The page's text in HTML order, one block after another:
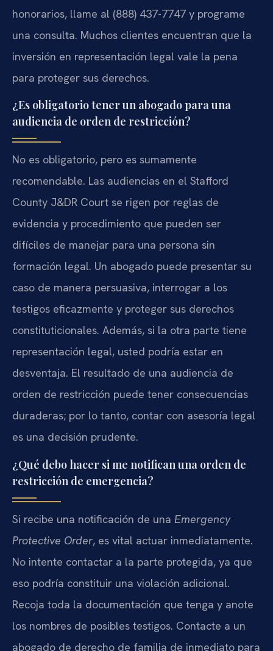
honorarios, llame al (888) 437-7747 y programe
una consulta. Muchos clientes encuentran que la
inversión en representación legal vale la pena
para proteger sus derechos.
¿Es obligatorio tener un abogado para una
audiencia de orden de restricción?
No es obligatorio, pero es sumamente
recomendable. Las audiencias en el Stafford
County J&DR Court se rigen por reglas de
evidencia y procedimiento que pueden ser
difíciles de manejar para una persona sin
formación legal. Un abogado puede presentar su
caso de manera persuasiva, interrogar a los
testigos eficazmente y proteger sus derechos
constituticionales. Además, si la otra parte tiene
representación legal, usted podría estar en
desventaja. El resultado de una audiencia de
orden de restricción puede tener consecuencias
duraderas; por lo tanto, contar con asesoría legal
es una decisión prudente.
¿Qué debo hacer si me notifican una orden de
restricción de emergencia?
Si recibe una notificación de una Emergency
Protective Order, es vital actuar inmediatamente.
No intente contactar a la parte protegida, ya que
eso podría constituir una violación adicional.
Recoja toda la documentación que tenga y anote
los nombres de posibles testigos. Contacte a un
abogado de derecho de familia de inmediato para